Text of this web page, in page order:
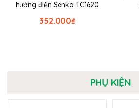
hướng điện Senko TC1620
₫
352.000
PHỤ KIỆN